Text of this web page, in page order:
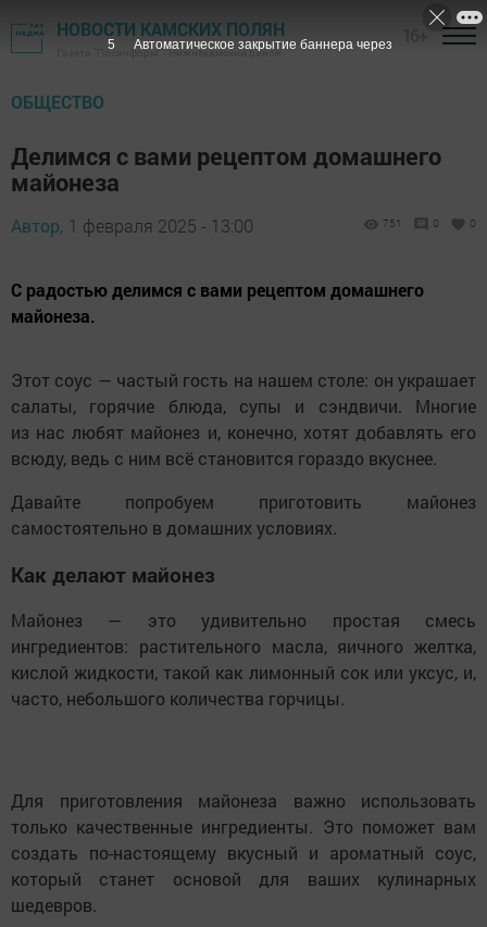
НОВОСТИ КАМСКИХ ПОЛЯН
Газета "Посинформ" - Нижнекамский район
ОБЩЕСТВО
Делимся с вами рецептом домашнего
майонеза
Автор, 1 февраля 2025 - 13:00 751 0 0
С радостью делимся с вами рецептом домашнего
майонеза.
Этот соус — частый гость на нашем столе: он украшает
салаты, горячие блюда, супы и сэндвичи. Многие
из нас любят майонез и, конечно, хотят добавлять его
всюду, ведь с ним всё становится гораздо вкуснее.
Давайте попробуем приготовить майонез
самостоятельно в домашних условиях.
Как делают майонез
Майонез — это удивительно простая смесь
ингредиентов: растительного масла, яичного желтка,
кислой жидкости, такой как лимонный сок или уксус, и,
часто, небольшого количества горчицы.
Для приготовления майонеза важно использовать
только качественные ингредиенты. Это поможет вам
создать по-настоящему вкусный и ароматный соус,
который станет основой для ваших кулинарных
шедевров.
4 Автоматическое закрытие баннера через